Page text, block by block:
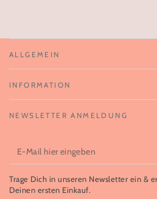
ALLGEMEIN
INFORMATION
NEWSLETTER ANMELDUNG
E-
Mail
hier
Trage Dich in unseren Newsletter ein &
Deinen ersten Einkauf.